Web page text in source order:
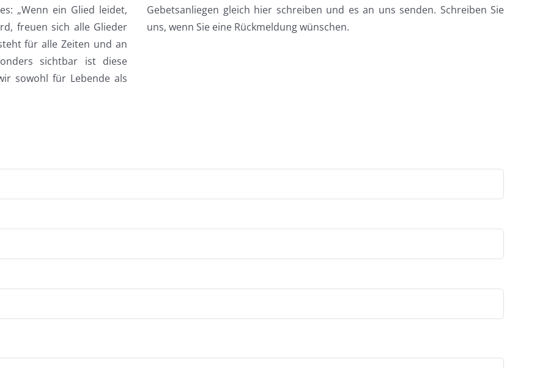
„Wenn ein Glied leidet,
freuen sich alle Glieder
für alle Zeiten und an
sichtbar ist diese
sowohl für Lebende als
Gebetsanliegen gleich hier schreiben und es an uns senden. Schreiben Sie
uns, wenn Sie eine Rückmeldung wünschen.